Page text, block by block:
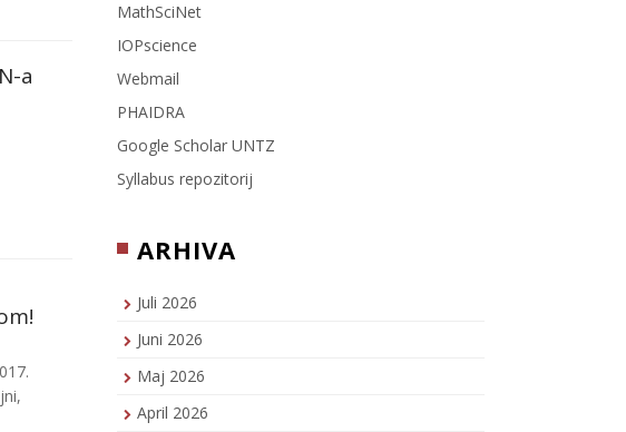
a
MathSciNet
IOPscience
Webmail
PHAIDRA
Google Scholar UNTZ
Syllabus repozitorij
ARHIVA
Juli 2026
Juni 2026
Maj 2026
April 2026